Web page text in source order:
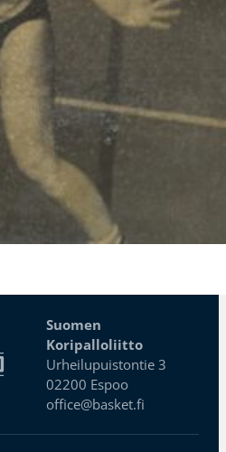
Suomen
Koripalloliitto
Urheilupuistontie 3
02200 Espoo
office@basket.fi